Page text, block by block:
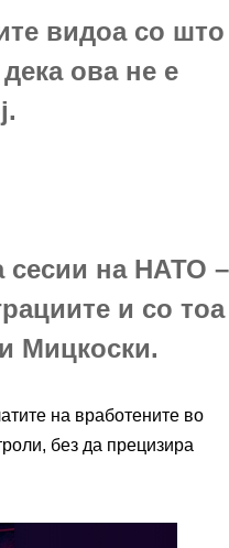
видоа со што
ова не е
сесии на НАТО –
и со тоа
Мицкоски.
на вработените во
без да прецизира